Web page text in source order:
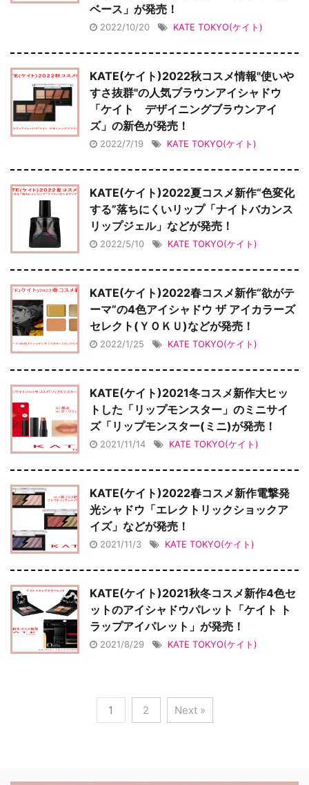
ベース」が発売！
2022/10/20 KATE TOKYO(ケイト)
KATE(ケイト)2022秋コスメ情報"使いや
すさ抜群"の人気ブラウンアイシャドウ
「ケイト デザイニングブラウンアイ
ズ」の新色が発売！
2022/7/19 KATE TOKYO(ケイト)
KATE(ケイト)2022夏コスメ新作“色変化
する”落ちにくいリップ「ナイトバカンス
リップジェル」などが発売！
2022/5/10 KATE TOKYO(ケイト)
KATE(ケイト)2022春コスメ新作“欲がテ
ーマ”の4色アイシャドウ ザ アイカラーズ
セレクト(ＹＯＫＵ)などが発売！
2022/1/25 KATE TOKYO(ケイト)
KATE(ケイト)2021冬コスメ新作大ヒッ
トした「リップモンスター」のミニサイ
ズ「リップモンスター(ミニ)が発売！
2021/11/14 KATE TOKYO(ケイト)
KATE(ケイト)2022春コスメ新作電撃発
光シャドウ「エレクトリックショックア
イズ」などが発売！
2021/11/3 KATE TOKYO(ケイト)
KATE(ケイト)2021秋冬コスメ新作4色セ
ットのアイシャドウパレット「ケイト ト
ラップアイパレット」が発売！
2021/8/29 KATE TOKYO(ケイト)
1 2 Next »